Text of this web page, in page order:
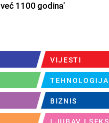
već 1100 godina'
VIJESTI
TEHNOLOGIJA
BIZNIS